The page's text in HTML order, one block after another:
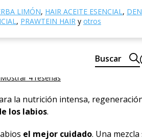
LIMÓN, HAIR ACEITE ESENCIAL,
, PRAWTEIN HAIR y otros
Buscar
labiales Bálsamo labial -
labial - naranja
Mostrar 4 reseñas
la nutrición intensa,
los labios.
el mejor cuidado. Una